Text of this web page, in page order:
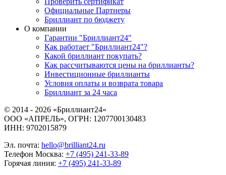
Официальные Партнеры
Бриллиант по бюджету
О компании
Гарантии "Бриллиант24"
Как работает "Бриллиант24"?
Какой бриллиант покупать?
Как рассчитываются цены на бриллианты?
Инвестиционные бриллианты
Условия оплаты и возврата товара
Бриллиант за 24 часа
© 2014 - 2026 «Бриллиант24»
ООО «АПРЕЛЬ», ОГРН: 1207700130483
ИНН: 9702015879
Эл. почта: hello@brilliant24.ru
Телефон Москва: +7 (495) 241-33-89
Горячая линия: +7 (495) 241-33-89